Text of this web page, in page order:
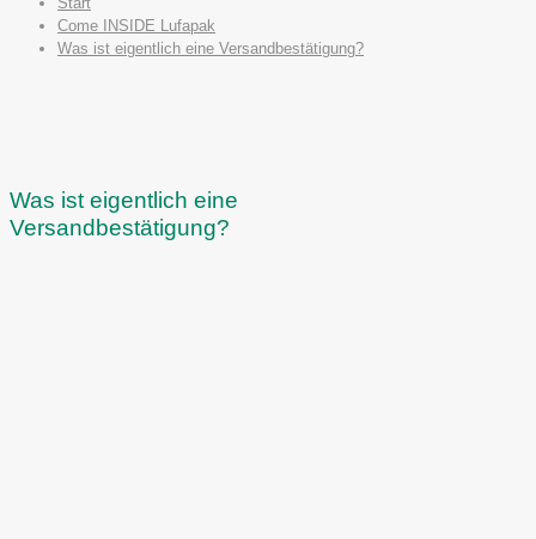
Come INSIDE Lufapak
Was ist eigentlich eine Versandbestätigung?
Was ist eigentlich eine
Versandbestätigung?